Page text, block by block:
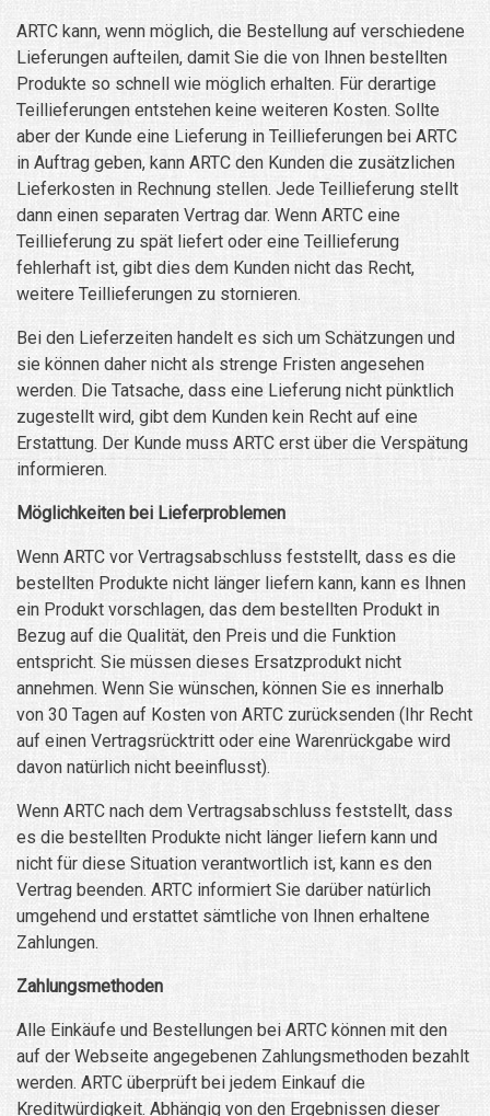
ARTC kann, wenn möglich, die Bestellung auf verschiedene
Lieferungen aufteilen, damit Sie die von Ihnen bestellten
Produkte so schnell wie möglich erhalten. Für derartige
Teillieferungen entstehen keine weiteren Kosten. Sollte
aber der Kunde eine Lieferung in Teillieferungen bei ARTC
in Auftrag geben, kann ARTC den Kunden die zusätzlichen
Lieferkosten in Rechnung stellen. Jede Teillieferung stellt
dann einen separaten Vertrag dar. Wenn ARTC eine
Teillieferung zu spät liefert oder eine Teillieferung
fehlerhaft ist, gibt dies dem Kunden nicht das Recht,
weitere Teillieferungen zu stornieren.
Bei den Lieferzeiten handelt es sich um Schätzungen und
sie können daher nicht als strenge Fristen angesehen
werden. Die Tatsache, dass eine Lieferung nicht pünktlich
zugestellt wird, gibt dem Kunden kein Recht auf eine
Erstattung. Der Kunde muss ARTC erst über die Verspätung
informieren.
Möglichkeiten bei Lieferproblemen
Wenn ARTC vor Vertragsabschluss feststellt, dass es die
bestellten Produkte nicht länger liefern kann, kann es Ihnen
ein Produkt vorschlagen, das dem bestellten Produkt in
Bezug auf die Qualität, den Preis und die Funktion
entspricht. Sie müssen dieses Ersatzprodukt nicht
annehmen. Wenn Sie wünschen, können Sie es innerhalb
von 30 Tagen auf Kosten von ARTC zurücksenden (Ihr Recht
auf einen Vertragsrücktritt oder eine Warenrückgabe wird
davon natürlich nicht beeinflusst).
Wenn ARTC nach dem Vertragsabschluss feststellt, dass
es die bestellten Produkte nicht länger liefern kann und
nicht für diese Situation verantwortlich ist, kann es den
Vertrag beenden. ARTC informiert Sie darüber natürlich
umgehend und erstattet sämtliche von Ihnen erhaltene
Zahlungen.
Zahlungsmethoden
Alle Einkäufe und Bestellungen bei ARTC können mit den
auf der Webseite angegebenen Zahlungsmethoden bezahlt
werden. ARTC überprüft bei jedem Einkauf die
Kreditwürdigkeit. Abhängig von den Ergebnissen dieser